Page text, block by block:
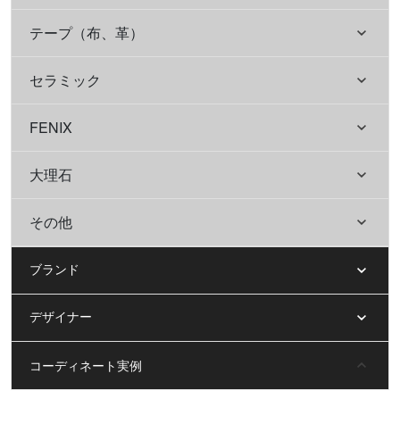
テープ（布、革）
セラミック
FENIX
大理石
その他
ブランド
デザイナー
コーディネート実例